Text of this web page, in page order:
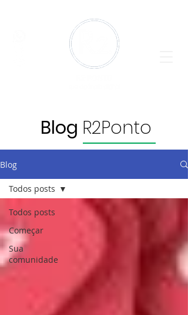
Blog R2Ponto
Blog
Todos posts
Começar
Sua
comunidade
Todos posts